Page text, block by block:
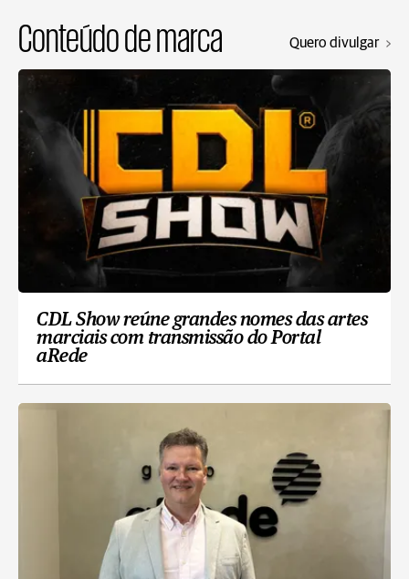
Conteúdo de marca Quero divulgar
CDL Show reúne grandes nomes das artes
marciais com transmissão do Portal
aRede